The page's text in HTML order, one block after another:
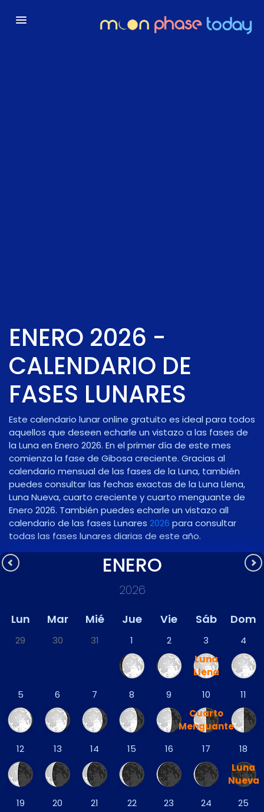
ENERO 2026 -
CALENDARIO DE
FASES LUNARES
Este calendario lunar online gratuito es ideal para todos
aquellos que deseen echarle un vistazo a las fases de
la Luna en Enero 2026. En el primer día de este mes
comienza la fase de Gibosa creciente. Gracias al
calendario mensual de las fases de la Luna, también
puedes consultar las fechas exactas de la Luna Llena,
Luna Nueva, cuarto creciente y cuarto menguante de
Enero 2026. También puedes echarle un vistazo all
calendario de las fases Lunares 2026 para consultar
todas las fases lunares diarias de este año.
ENERO
2026
Lun Mar Mié Jue Vie Sáb Dom
29 30 31 1 2
3
Luna
Llena
4
5 6 7 8 9
10
Cuarto
Menguante
11
12 13 14 15 16 17
18
Luna
Nueva
19
20 21 22 23 24 25